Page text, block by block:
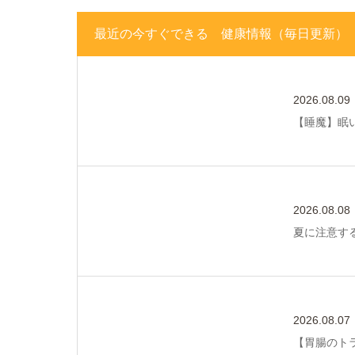
最近の今すぐできる 健康情報（毎日更新）
2026.08.09
【睡魔】
2026.08.08
夏に注意す
2026.08.07
【胃腸の